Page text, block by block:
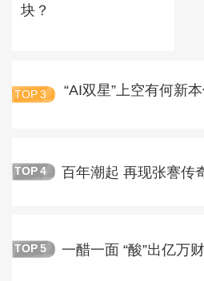
块？
TOP 3 “AI双星”上空有何新本
TOP 4 百年潮起 再现张謇传
TOP 5 一醋一面 “酸”出亿万